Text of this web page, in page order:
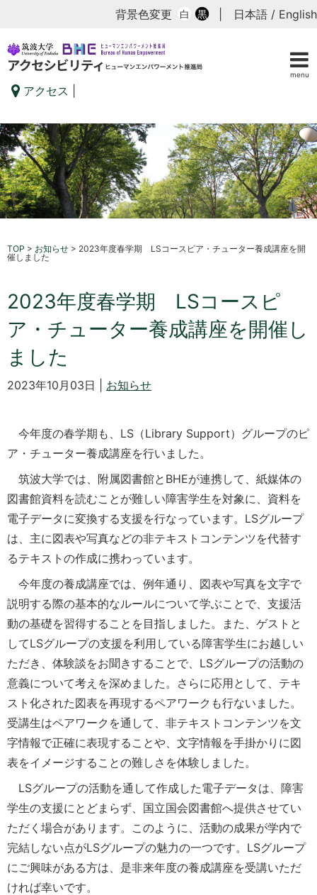
menu
背景色変更 白 黒 日本語 / English
アクセス
TOP > お知らせ > 2023年度春学期 LSコースピア・チューター養成講座を開
催しました
2023年度春学期 LSコースピ
ア・チューター養成講座を開催し
ました
2023年10月03日 | お知らせ
今年度の春学期も、LS（Library Support）グループのピ
ア・チューター養成講座を行いました。
筑波大学では、附属図書館とBHEが連携して、紙媒体の
図書館資料を読むことが難しい障害学生を対象に、資料を
電子データに変換する支援を行なっています。LSグループ
は、主に図表や写真などの非テキストコンテンツを代替す
るテキストの作成に携わっています。
今年度の養成講座では、例年通り、図表や写真を文字で
説明する際の基本的なルールについて学ぶことで、支援活
動の基礎を習得することを目指しました。また、ゲストと
してLSグループの支援を利用している障害学生にお越しい
ただき、体験談をお聞きすることで、LSグループの活動の
意義について考えを深めました。さらに応用として、テキ
スト化された図表を再現するペアワークも行ないました。
受講生はペアワークを通して、非テキストコンテンツを文
字情報で正確に表現することや、文字情報を手掛かりに図
表をイメージすることの難しさを体験しました。
LSグループの活動を通して作成した電子データは、障害
学生の支援にとどまらず、国立国会図書館へ提供させてい
ただく場合があります。このように、活動の成果が学内で
完結しない点がLSグループの魅力の一つです。LSグループ
にご興味がある方は、是非来年度の養成講座を受講いただ
ければ幸いです。